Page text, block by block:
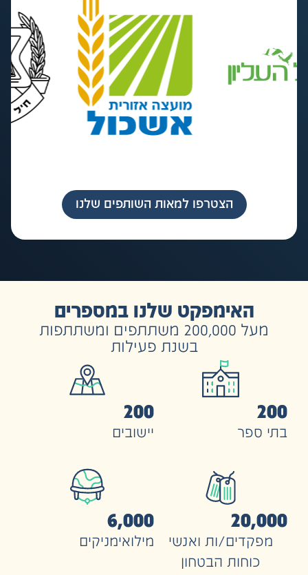
הצטרפו למאות השותפים שלנו
האימפקט שלנו במספרים
מעל 200,000 משתתפים ומשתתפות
בשנת פעילות
ות ואנשי
הבטחון
מילואימניקים